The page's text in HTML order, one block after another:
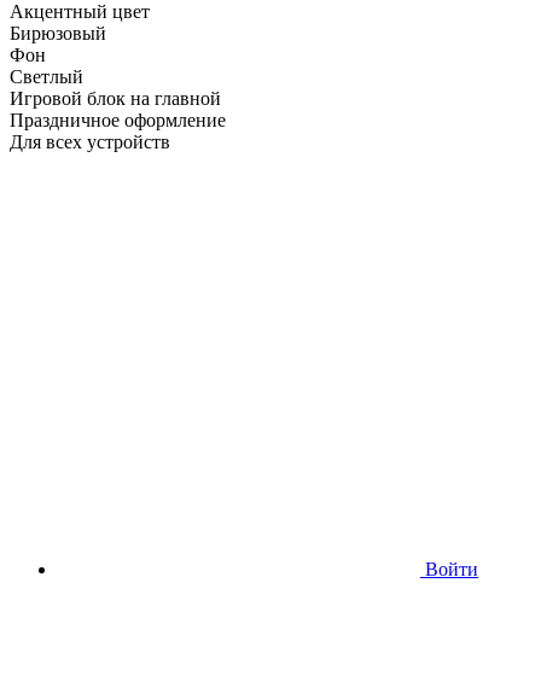
Акцентный цвет
Бирюзовый
Фон
Светлый
Игровой блок на главной
Праздничное оформление
Для всех устройств
Войти